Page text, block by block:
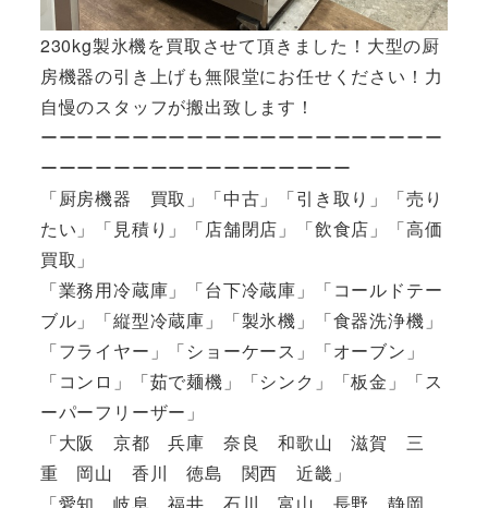
230kg製氷機を買取させて頂きました！大型の厨
房機器の引き上げも無限堂にお任せください！力
自慢のスタッフが搬出致します！
ーーーーーーーーーーーーーーーーーーーーーー
ーーーーーーーーーーーーーーーーー
「厨房機器 買取」「中古」「引き取り」「売り
たい」「見積り」「店舗閉店」「飲食店」「高価
買取」
「業務用冷蔵庫」「台下冷蔵庫」「コールドテー
ブル」「縦型冷蔵庫」「製氷機」「食器洗浄機」
「フライヤー」「ショーケース」「オーブン」
「コンロ」「茹で麺機」「シンク」「板金」「ス
ーパーフリーザー」
「大阪 京都 兵庫 奈良 和歌山 滋賀 三
重 岡山 香川 徳島 関西 近畿」